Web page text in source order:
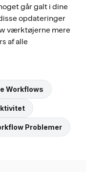
går galt i dine
opdateringer
værktøjerne mere
af alle
Workflows
Problemer